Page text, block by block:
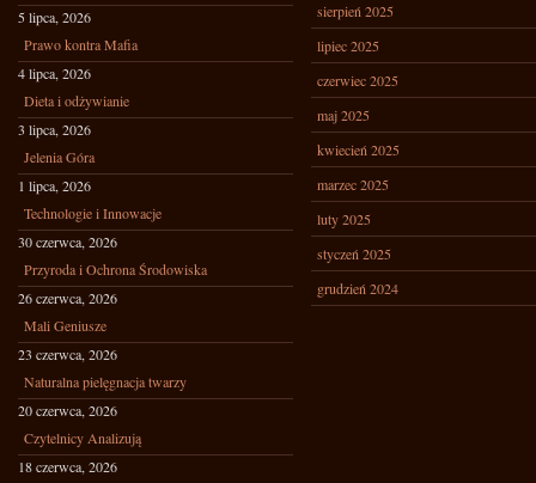
5 lipca, 2026
Prawo kontra Mafia
4 lipca, 2026
Dieta i odżywianie
3 lipca, 2026
Jelenia Góra
1 lipca, 2026
Technologie i Innowacje
30 czerwca, 2026
Przyroda i Ochrona Środowiska
26 czerwca, 2026
Mali Geniusze
23 czerwca, 2026
Naturalna pielęgnacja twarzy
20 czerwca, 2026
Czytelnicy Analizują
18 czerwca, 2026
sierpień 2025
lipiec 2025
czerwiec 2025
maj 2025
kwiecień 2025
marzec 2025
luty 2025
styczeń 2025
grudzień 2024